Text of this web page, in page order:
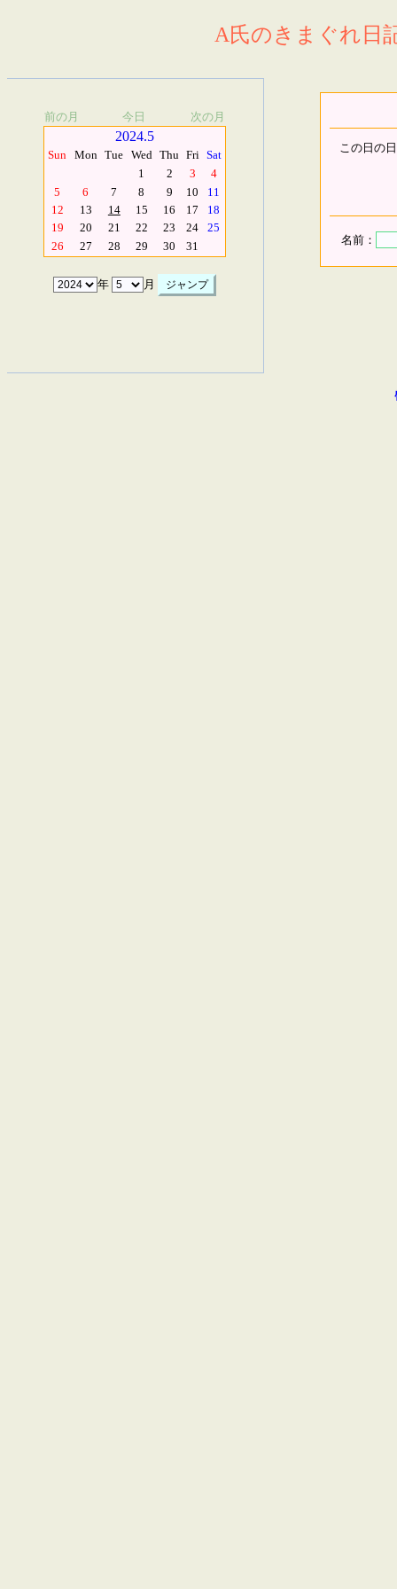
A氏のきまぐれ日
前の月 今日 次の月
2024.5
Sun Mon Tue Wed Thu Fri Sat
1
2 3
4
5
6 7 8 9 10
11
12
13 14 15 16 17
18
19
20 21 22 23 24
25
26
27 28 29 30 31
年 月
この日の
名前：